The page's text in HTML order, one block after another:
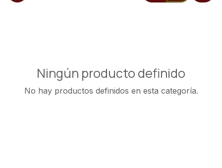
Ningún producto definido
No hay productos definidos en esta categoría.